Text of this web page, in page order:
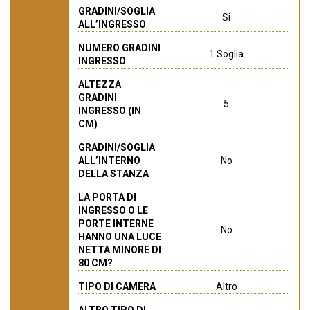
GRADINI/SOGLIA
ALL’INGRESSO
Si
NUMERO GRADINI
INGRESSO
1 Soglia
ALTEZZA
GRADINI
INGRESSO (IN
CM)
5
GRADINI/SOGLIA
ALL’INTERNO
DELLA STANZA
No
LA PORTA DI
INGRESSO O LE
PORTE INTERNE
HANNO UNA LUCE
NETTA MINORE DI
80 CM?
No
TIPO DI CAMERA Altro